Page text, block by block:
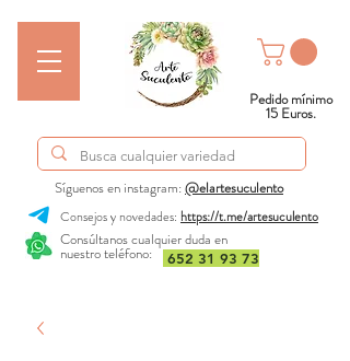
Consúltanos cualquier duda en
nuestro teléfono:
Síguenos en instagram:@elartesuculento
652 31 93 73
Consejos y novedades: https://t.me/artesuculento
Pedido mínimo
15 Euros.